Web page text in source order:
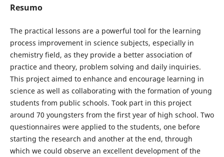
Resumo
The practical lessons are a powerful tool for the learning
process improvement in science subjects, especially in
chemistry field, as they provide a better association of
practice and theory, problem solving and daily inquiries.
This project aimed to enhance and encourage learning in
science as well as collaborating with the formation of young
students from public schools. Took part in this project
around 70 youngsters from the first year of high school. Two
questionnaires were applied to the students, one before
starting the research and another at the end, through
which we could observe an excellent development of the